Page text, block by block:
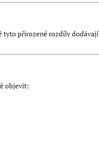
tyto přirozené rozdíly dodávají
objevit: